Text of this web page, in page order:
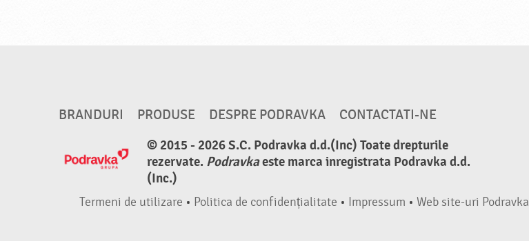
BRANDURI PRODUSE DESPRE PODRAVKA
CONTACTATI-NE
© 2015 - 2026 S.C. Podravka d.d.(Inc) Toate drepturile
rezervate. Podravkaeste marca inregistrata Podravka d.d.
(Inc.)
Termeni de utilizare • Politica de confidențialitate • Impressum • Web site-uri Podravka